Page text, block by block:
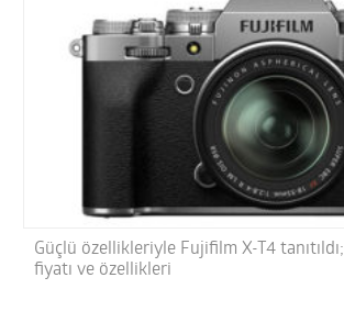
Güçlü özellikleriyle Fujifilm X-T4
fiyatı ve özellikleri